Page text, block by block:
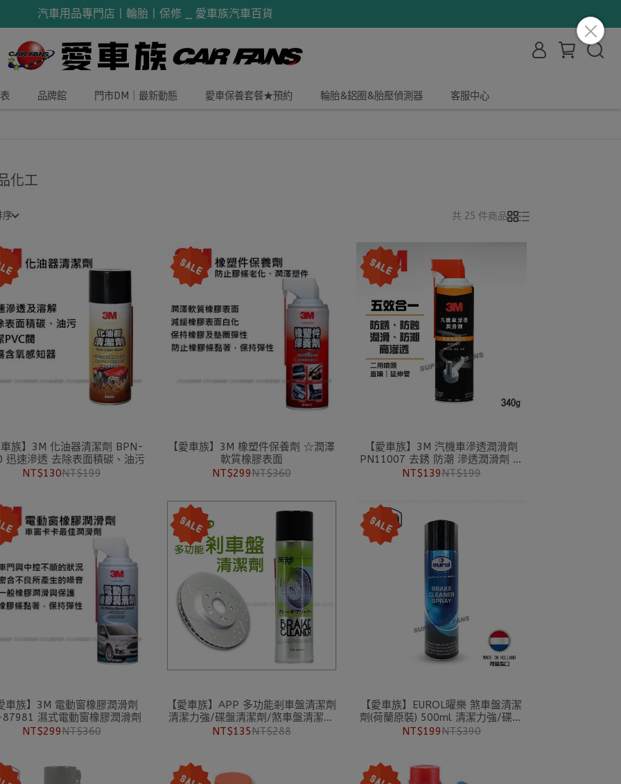
汽車用品專門店丨輪胎丨保修 _ 愛車族汽車百貨
品牌館 門市DM｜最新動態 愛車保養套餐★預約 輪胎&鋁圈&胎壓偵測器 客服中心
化工
序 共 25 件商品
族】3M 化油器清潔劑 BPN-
迅速滲透 去除表面積碳、油污
NT$130NT$199
【愛車族】3M 橡塑件保養劑 ☆潤澤
軟質橡膠表面
NT$299NT$360
【愛車族】3M 汽機車滲透潤滑劑
PN11007 去銹 防潮 滲透潤滑劑 強
效滲透
NT$139NT$199
車族】3M 電動窗橡膠潤滑劑
濕式電動窗橡膠潤滑劑
NT$299NT$360
【愛車族】APP 多功能剎車盤清潔劑
清潔力強/碟盤清潔劑/煞車盤清潔劑
鍊條油 清潔劑
NT$135NT$288
【愛車族】EUROL曜樂 煞車盤清潔
劑(荷蘭原裝) 500ml 清潔力強/碟盤
清潔劑/煞車盤清潔劑
NT$199NT$390